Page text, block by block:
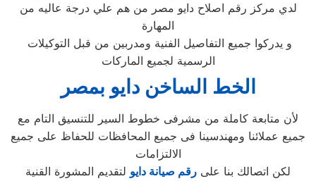
لدي مركز رقم اصلاح دايو مصر من هم علي درجة عاليه من
المهارة
الرسمية لجميع الماركات
الخط الساخن دايو بمصر
لأن متابعة كاملة من مشرفى خطوط السير للتنسيق التام مع
جميع عملائنا ومهندسينا فى جميع المحافظات للحفاظ على جميع
الالتزامات
لكن اتصالك بنا على رقم صيانة دايو لتقديم المشورة القنية